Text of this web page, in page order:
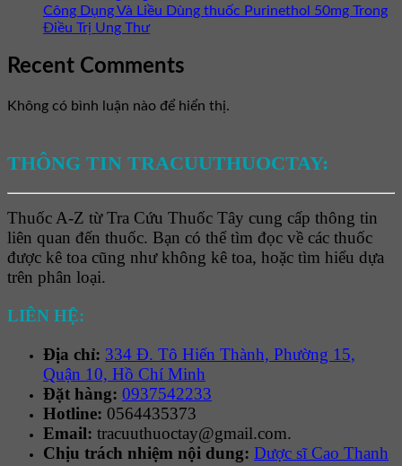
Công Dụng Và Liều Dùng thuốc Purinethol 50mg Trong
Điều Trị Ung Thư
Recent Comments
Không có bình luận nào để hiển thị.
THÔNG TIN TRACUUTHUOCTAY:
Thuốc A-Z từ Tra Cứu Thuốc Tây cung cấp thông tin
liên quan đến thuốc. Bạn có thể tìm đọc về các thuốc
được kê toa cũng như không kê toa, hoặc tìm hiểu dựa
trên phân loại.
LIÊN HỆ:
Địa chỉ: 334 Đ. Tô Hiến Thành, Phường 15,
Quận 10, Hồ Chí Minh
Đặt hàng: 0937542233
Hotline: 0564435373
Email: tracuuthuoctay@gmail.com.
Chịu trách nhiệm nội dung: Dược sĩ Cao Thanh